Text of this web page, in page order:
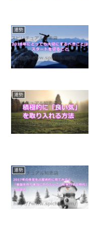
運勢
運勢
運勢